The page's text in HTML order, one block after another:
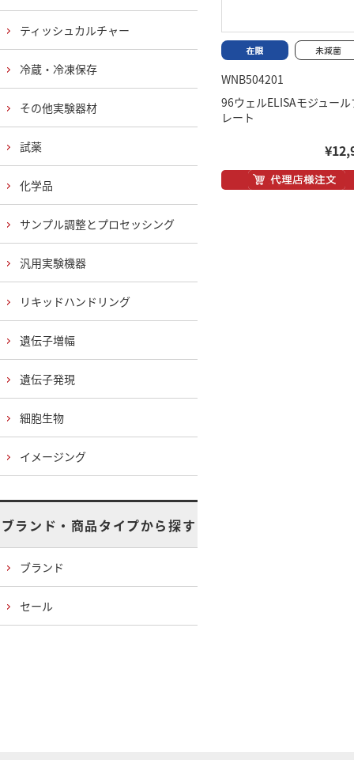
WNB504201
96ウェルELISAモジュール
レート
ティッシュカルチャー
冷蔵・冷凍保存
その他実験器材
試薬
化学品
サンプル調整とプロセッシング
汎用実験機器
リキッドハンドリング
遺伝子増幅
遺伝子発現
細胞生物
イメージング
ブランド・商品タイプから探す
ブランド
セール